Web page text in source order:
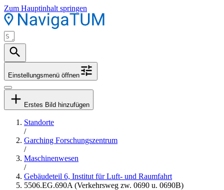
Zum Hauptinhalt springen
Einstellungsmenü öffnen
Erstes Bild hinzufügen
Standorte
/
Garching Forschungszentrum
/
Maschinenwesen
/
Gebäudeteil 6, Institut für Luft- und Raumfahrt
5506.EG.690A (Verkehrsweg zw. 0690 u. 0690B)